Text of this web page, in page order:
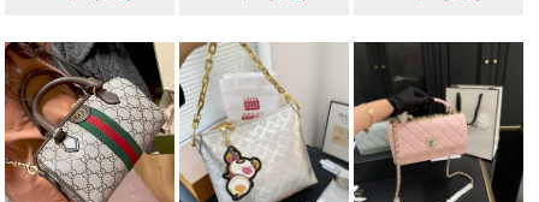
らにスーパーな価格
に。模倣品ではない本
物のLVの品質をビジネ
スにもおすすめです。
に再現。偽物 ながら調
整可能なレザーショル
ダー付きの多機能バッ
グを 格安 で提供し、芸
能人 スタイルを手軽に
取り入れられます。
旅行対応サイズ、高い
デザイン性を誇るデニ
ム素材を採用し、日常
使いから旅行まであら
ゆる場面で活躍する、
お洒落な女性のための
理想的な逸品です。